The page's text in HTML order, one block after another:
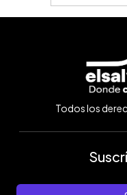
Todos los